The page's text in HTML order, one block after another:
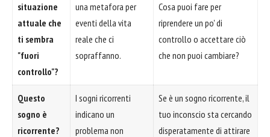
situazione
attuale che
ti sembra
"fuori
controllo"?
una metafora per
eventi della vita
reale che ci
sopraffanno.
Cosa puoi fare per
riprendere un po' di
controllo o accettare ciò
che non puoi cambiare?
Questo
sogno è
ricorrente?
I sogni ricorrenti
indicano un
problema non
Se è un sogno ricorrente, il
tuo inconscio sta cercando
disperatamente di attirare